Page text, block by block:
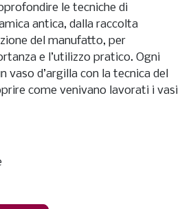
le tecniche di
antica, dalla raccolta
del manufatto, per
e l’utilizzo pratico. Ogni
vaso d’argilla con la tecnica del
come venivano lavorati i vasi